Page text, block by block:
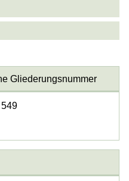
Gliederungsnummer